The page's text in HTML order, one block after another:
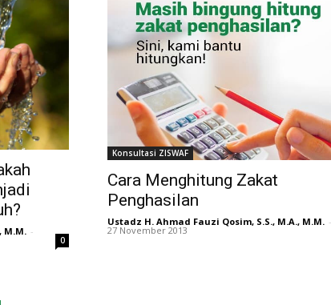
M.M. -
0
Konsultasi ZISWAF
Cara Menghitung Zakat
Penghasilan
Ustadz H. Ahmad Fauzi Qosim, S.S., M.A., M.M. -
27 November 2013